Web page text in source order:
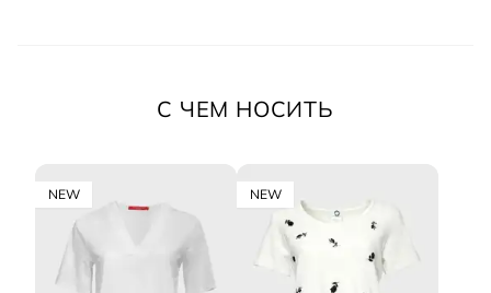
С ЧЕМ НОСИТЬ
NEW NEW